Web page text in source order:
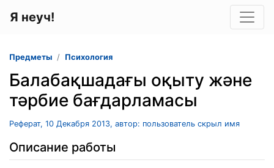
Я неуч!
Предметы Психология
Балабақшадағы оқыту және
тәрбие бағдарламасы
Реферат, 10 Декабря 2013, автор: пользователь скрыл имя
Описание работы